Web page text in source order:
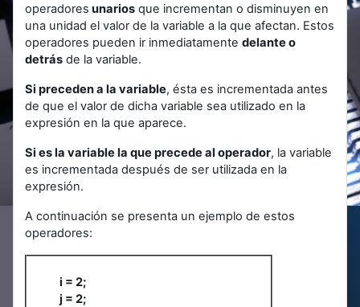
operadores unarios que incrementan o disminuyen en
una unidad el valor de la variable a la que afectan. Estos
operadores pueden ir inmediatamente delante o
detrás de la variable.
Si preceden a la variable, ésta es incrementada antes
de que el valor de dicha variable sea utilizado en la
expresión en la que aparece.
Si es la variable la que precede al operador, la variable
es incrementada después de ser utilizada en la
expresión.
A continuación se presenta un ejemplo de estos
operadores:
i = 2;
j = 2;